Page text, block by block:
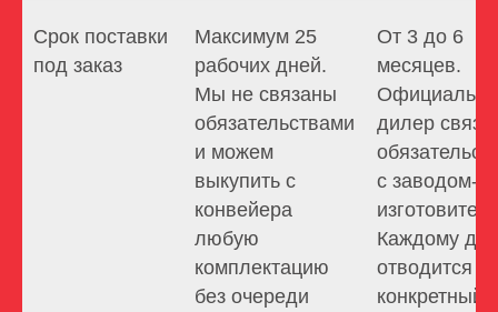
Срок поставки
под заказ
Максимум 25
рабочих дней.
Мы не связаны
обязательствами
и можем
выкупить с
конвейера
любую
комплектацию
без очереди
От 3 до 6
месяцев.
дилер
с заводом-
Каждому
отводится
конкретный